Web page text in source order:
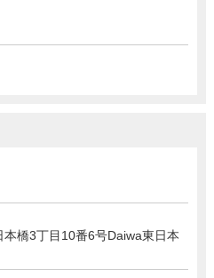
橋3丁目10番6号Daiwa東日本